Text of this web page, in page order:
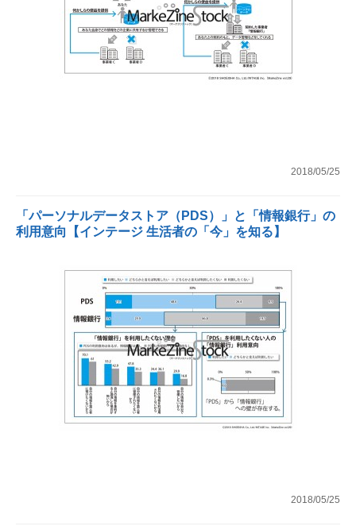
2018/05/25
「パーソナルデータストア（PDS）」と「情報銀行」の
利用意向【インテージ 生活者の「今」を知る】
2018/05/25